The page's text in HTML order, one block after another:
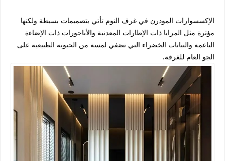
الإكسسوارات المودرن في غرف النوم تأتي بتصميمات بسيطة ولكنها
مؤثرة مثل المرايا ذات الإطارات المعدنية والأباجورات ذات الإضاءة
الناعمة والنباتات الخضراء التي تضفي لمسة من الحيوية الطبيعية على
الجو العام للغرفة.